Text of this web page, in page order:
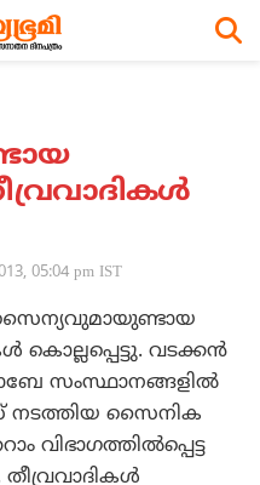
05:04 pm IST
കൊല്ലപ്പെട്ടു. വടക്കന്‍
സംസ്ഥാനങ്ങളില്‍
സൈനിക
വിഭാഗത്തില്‍പ്പെട്ട
തീവ്രവാദികള്‍